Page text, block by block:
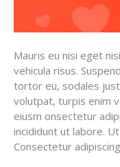
Mauris eu nisi eget
vehicula risus.
tortor eu, sodales
volutpat, turpis enim
eiusm onsectetur
incididunt ut labore.
Consectetur